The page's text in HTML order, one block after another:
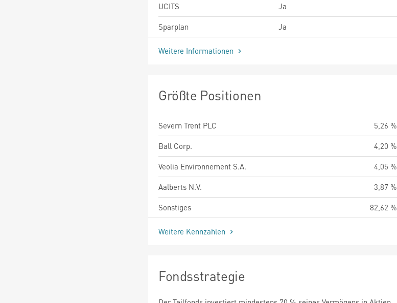
UCITS
Ja
Sparplan
Ja
Weitere Informationen
Größte Positionen
Severn Trent PLC
5,26 %
Ball Corp.
4,20 %
Veolia Environnement S.A.
4,05 %
Aalberts N.V.
3,87 %
Sonstiges
82,62 %
Weitere Kennzahlen
Fondsstrategie